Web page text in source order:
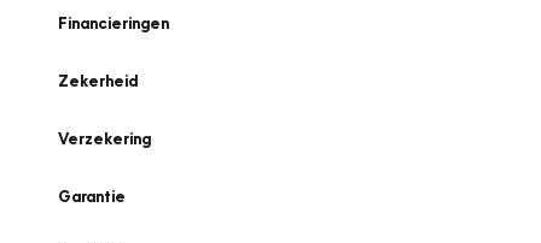
Financieringen
Zekerheid
Verzekering
Garantie